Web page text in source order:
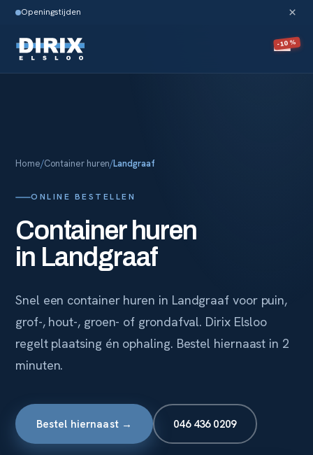
Openingstijden ×
-10%
Home/Container huren/Landgraaf
ONLINE BESTELLEN
Container huren
in Landgraaf
Snel een container huren in Landgraaf voor puin,
grof-, hout-, groen- of grondafval. Dirix Elsloo
regelt plaatsing én ophaling. Bestel hiernaast in 2
minuten.
Bestel hiernaast → 046 436 0209